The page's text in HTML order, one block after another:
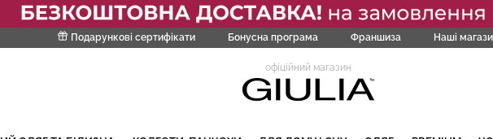
Подарункові сертифікати Бонусна програма Франшиза Наші
офіційний магазин